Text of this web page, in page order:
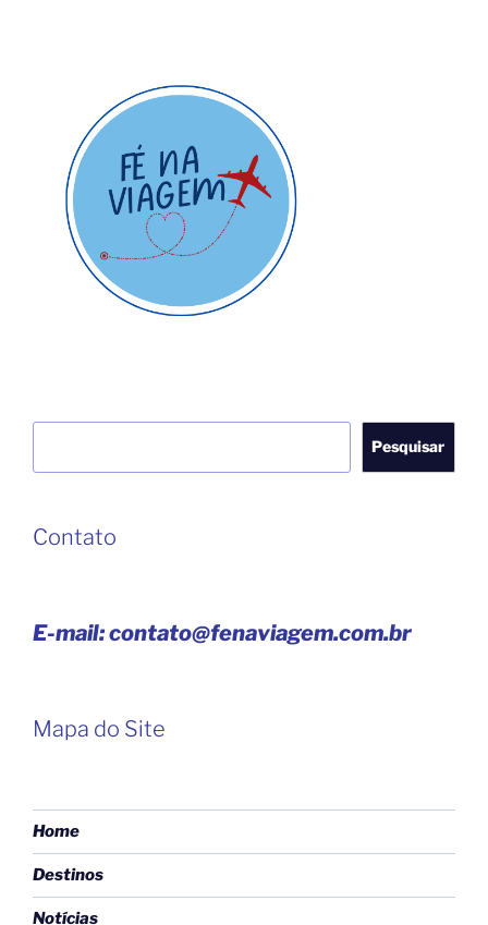
Pesquisar
Contato
E-mail: contato@fenaviagem.com.br
Mapa do Site
Home
Destinos
Notícias